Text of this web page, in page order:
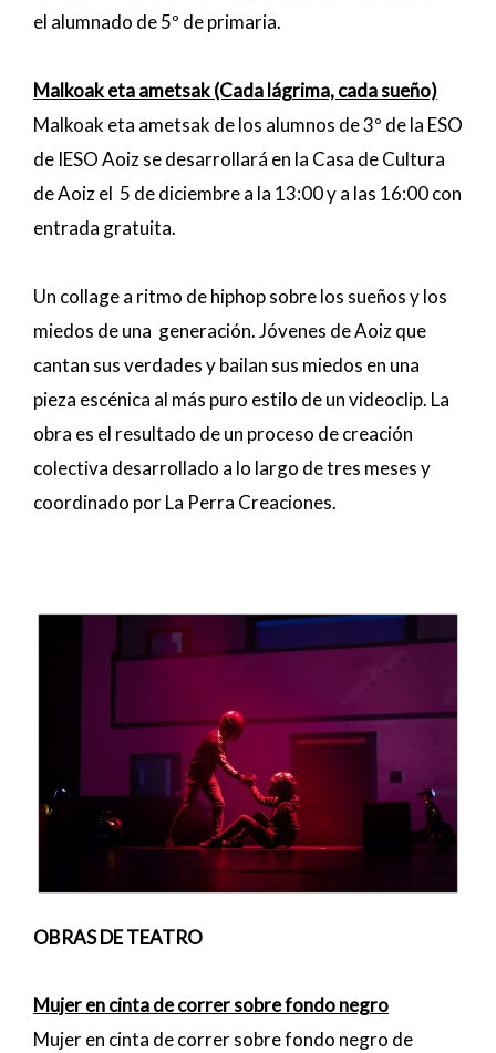
el alumnado de 5º de primaria.
Malkoak eta ametsak (Cada lágrima, cada sueño)
Malkoak eta ametsak de los alumnos de 3º de la ESO
de IESO Aoiz se desarrollará en la Casa de Cultura
de Aoiz el 5 de diciembre a la 13:00 y a las 16:00 con
entrada gratuita.
Un collage a ritmo de hiphop sobre los sueños y los
miedos de una generación. Jóvenes de Aoiz que
cantan sus verdades y bailan sus miedos en una
pieza escénica al más puro estilo de un videoclip. La
obra es el resultado de un proceso de creación
colectiva desarrollado a lo largo de tres meses y
coordinado por La Perra Creaciones.
OBRAS DE TEATRO
Mujer en cinta de correr sobre fondo negro
Mujer en cinta de correr sobre fondo negro de